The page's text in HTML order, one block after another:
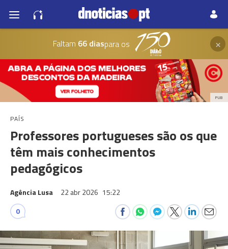
Faltam 66 diaspara os ×
PUB
PAÍS
Professores portugueses são os que
têm mais conhecimentos
pedagógicos
Agência Lusa 22 abr 2026 15:22
0